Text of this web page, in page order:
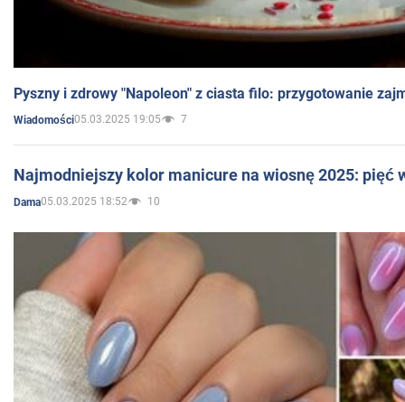
Pyszny i zdrowy "Napoleon" z ciasta filo: przygotowanie
Wiadomości05.03.2025 19:05 7
Najmodniejszy kolor manicure na wiosnę 2025: pięć
Dama05.03.2025 18:52 10